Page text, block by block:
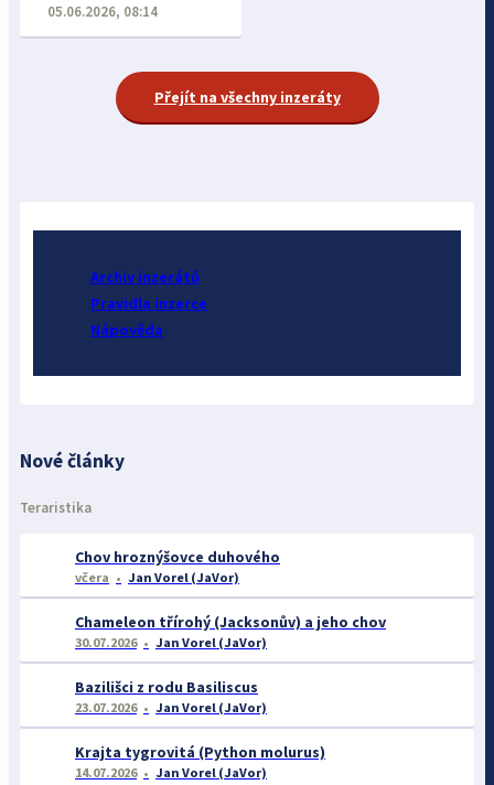
05.06.2026, 08:14
Přejít na všechny inzeráty
Archiv inzerátů
Pravidla inzerce
Nápověda
Nové články
Teraristika
Chov hroznýšovce duhového
včera Jan Vorel (JaVor)
Chameleon třírohý (Jacksonův) a jeho chov
30.07.2026 Jan Vorel (JaVor)
Bazilišci z rodu Basiliscus
23.07.2026 Jan Vorel (JaVor)
Krajta tygrovitá (Python molurus)
14.07.2026 Jan Vorel (JaVor)